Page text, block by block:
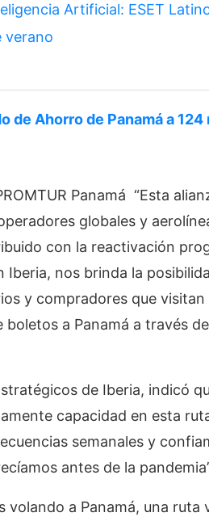
Artificial: ESET
verano
de Ahorro de Panamá a 124
Panamá “Esta
globales y
con la reactivación
nos brinda la
y compradores que visitan
a Panamá a través
de Iberia, indicó
capacidad en esta
semanales y
antes de la
volando a Panamá, una ruta